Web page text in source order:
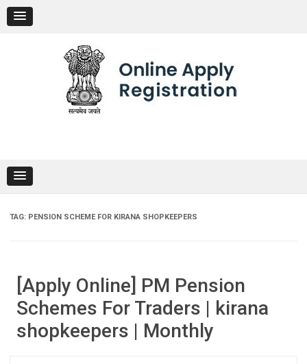
content
TAG: PENSION SCHEME FOR KIRANA SHOPKEEPERS
[Apply Online] PM Pension
Schemes For Traders | kirana
shopkeepers | Monthly